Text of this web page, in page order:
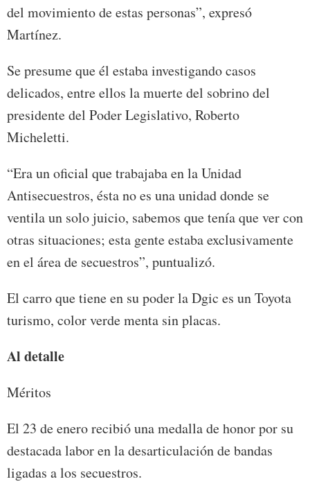
del movimiento de estas personas”, expresó
Martínez.
Se presume que él estaba investigando casos
delicados, entre ellos la muerte del sobrino del
presidente del Poder Legislativo, Roberto
Micheletti.
“Era un oficial que trabajaba en la Unidad
Antisecuestros, ésta no es una unidad donde se
ventila un solo juicio, sabemos que tenía que ver con
otras situaciones; esta gente estaba exclusivamente
en el área de secuestros”, puntualizó.
El carro que tiene en su poder la Dgic es un Toyota
turismo, color verde menta sin placas.
Al detalle
Méritos
El 23 de enero recibió una medalla de honor por su
destacada labor en la desarticulación de bandas
ligadas a los secuestros.